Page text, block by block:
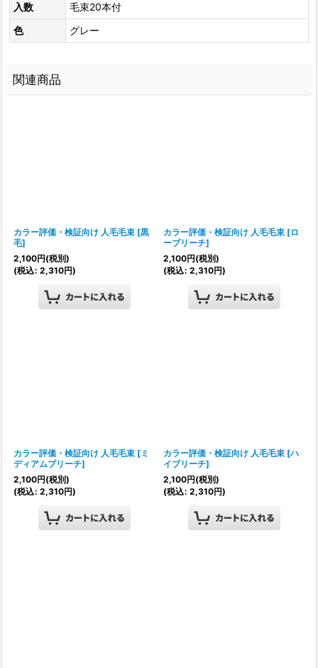
入数
毛束20本付
色
グレー
関連商品
カラー評価・検証向け 人毛毛束 [黒
毛]
2,100円(税別)
(税込: 2,310円)
カラー評価・検証向け 人毛毛束 [ロ
ーブリーチ]
2,100円(税別)
(税込: 2,310円)
カラー評価・検証向け 人毛毛束 [ ミ
ディアムブリーチ]
2,100円(税別)
(税込: 2,310円)
カラー評価・検証向け 人毛毛束 [ハ
イブリーチ]
2,100円(税別)
(税込: 2,310円)